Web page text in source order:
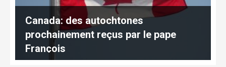
Canada: des autochtones
prochainement reçus par le pape
François